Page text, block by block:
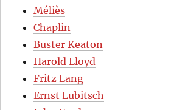
Méliès
Chaplin
Buster Keaton
Harold Lloyd
Fritz Lang
Ernst Lubitsch